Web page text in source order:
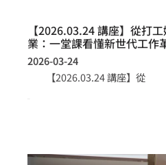
【2026.03.24 講座】從打
業：一堂課看懂新世代工作
2026-03-24
【2026.03.24 講座】從